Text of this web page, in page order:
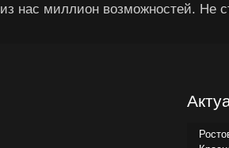
нас миллион возможностей. Не